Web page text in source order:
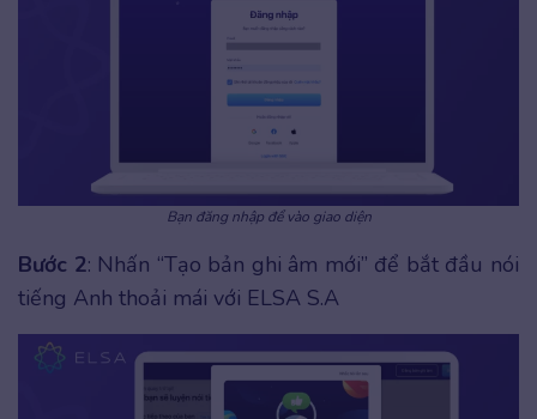
Bạn đăng nhập để vào giao diện
Bước 2: Nhấn “Tạo bản ghi âm mới” để bắt đầu nói
tiếng Anh thoải mái với ELSA S.A